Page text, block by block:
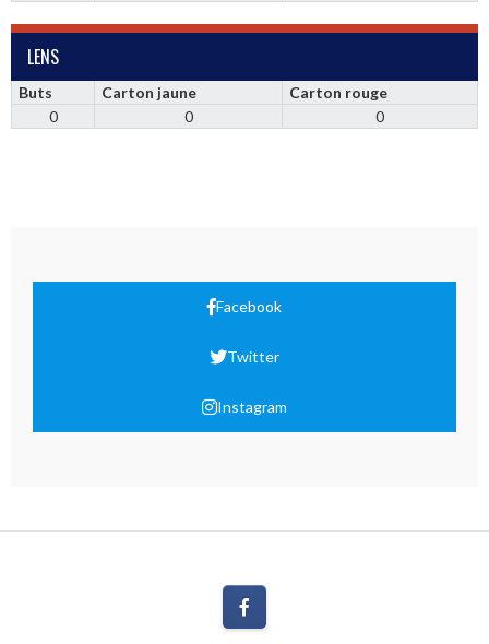
LENS
Buts Carton jaune
Carton rouge
0
0 0
Facebook
Twitter
Instagram